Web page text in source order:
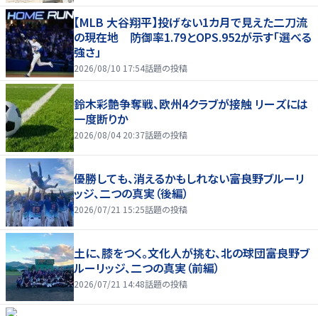
【MLB 大谷翔平】投げない1カ月で見えた二刀流
の現在地 防御率1.79とOPS.952が示す「選べる
強さ」
2026/08/10 17:54話題の投稿
鈴木彩艶争奪戦、欧州4クラブが接触 リーズには
一度断りか
2026/08/04 20:37話題の投稿
優勝しても、消えるかもしれない――富良野ブルーリ
ッジ、二つの真実（後編）
2026/07/21 15:25話題の投稿
土に、膝をつく。文化人が挑む、北の球団――富良野ブ
ルーリッジ、二つの真実（前編）
2026/07/21 14:48話題の投稿